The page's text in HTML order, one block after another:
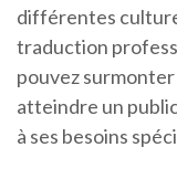
différentes
traduction
pouvez
atteindre un
à ses besoins